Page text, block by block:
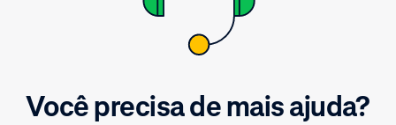
Você precisa de mais ajuda?